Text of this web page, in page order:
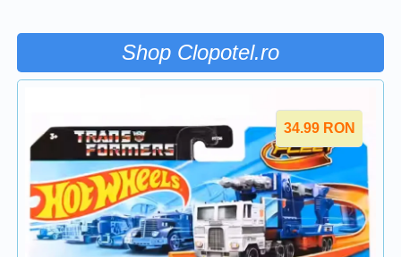
Shop Clopotel.ro
34.99 RON